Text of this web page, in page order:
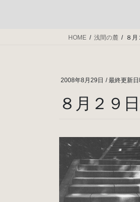
HOME 浅間の麓 ８
2008年8月29日 / 最終更新日
８月２９